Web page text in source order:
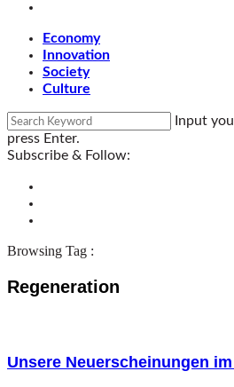
Economy
Innovation
Society
Culture
Input
press Enter.
Subscribe & Follow:
Browsing Tag :
Regeneration
Unsere Neuerscheinungen